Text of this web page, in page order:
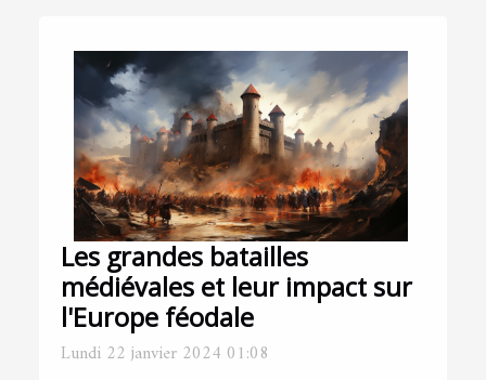
Les grandes batailles
médiévales et leur impact sur
l'Europe féodale
Lundi 22 janvier 2024 01:08